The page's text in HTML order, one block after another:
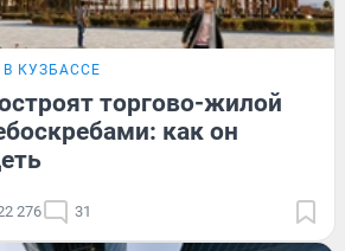
КУЗБАССЕ
торгово-жилой
как он
276 31